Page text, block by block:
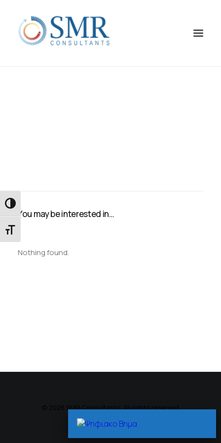
Εναλλαγή Υψηλής Αντίθεσης
Εναλλαγή Μεγέθους Γραμμάτων
You may be interested in…
Nothing found.
© 2026 SMR Consultants. All rights reserved